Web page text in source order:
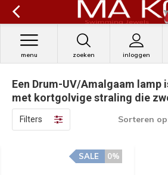
zoeken inloggen
menu
Een Drum-UV/Amalgaam lamp
met kortgolvige straling die
Filters Sorteren
0%
SALE